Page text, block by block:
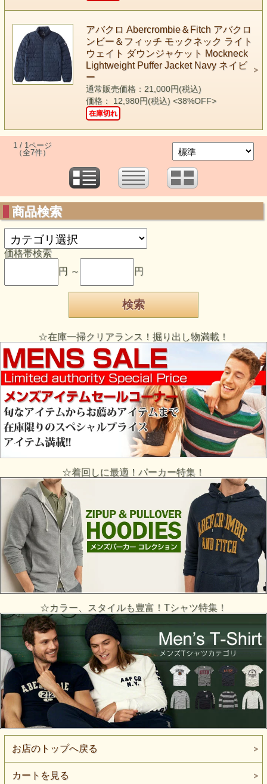
アバクロ Abercrombie＆Fitch アバクロ
ンビー＆フィッチ モックネック ライト
ウェイト ダウンジャケット Mockneck
Lightweight Puffer Jacket Navy ネイビ
ー
通常販売価格：21,000円(税込)
価格： 12,980円(税込) <38%OFF>
在庫切れ
1 / 1ページ
（全7件）
商品検索
価格帯検索
円 ～
円
☆在庫一掃クリアランス！掘り出し物満載！
☆着回しに最適！パーカー特集！
☆カラー、スタイルも豊富！Tシャツ特集！
お店のトップへ戻る
カートを見る